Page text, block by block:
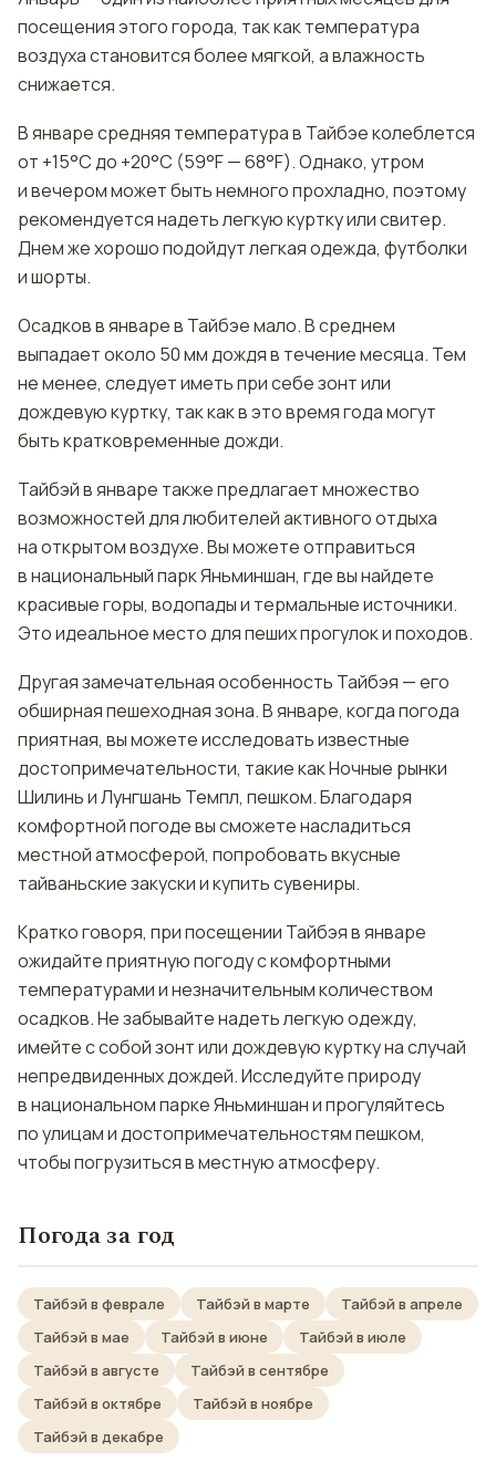
посещения этого города, так как температура
воздуха становится более мягкой, а влажность
снижается.
В январе средняя температура в Тайбэе колеблется
от +15°C до +20°C (59°F — 68°F). Однако, утром
и вечером может быть немного прохладно, поэтому
рекомендуется надеть легкую куртку или свитер.
Днем же хорошо подойдут легкая одежда, футболки
и шорты.
Осадков в январе в Тайбэе мало. В среднем
выпадает около 50 мм дождя в течение месяца. Тем
не менее, следует иметь при себе зонт или
дождевую куртку, так как в это время года могут
быть кратковременные дожди.
Тайбэй в январе также предлагает множество
возможностей для любителей активного отдыха
на открытом воздухе. Вы можете отправиться
в национальный парк Яньминшан, где вы найдете
красивые горы, водопады и термальные источники.
Это идеальное место для пеших прогулок и походов.
Другая замечательная особенность Тайбэя — его
обширная пешеходная зона. В январе, когда погода
приятная, вы можете исследовать известные
достопримечательности, такие как Ночные рынки
Шилинь и Лунгшань Темпл, пешком. Благодаря
комфортной погоде вы сможете насладиться
местной атмосферой, попробовать вкусные
тайваньские закуски и купить сувениры.
Кратко говоря, при посещении Тайбэя в январе
ожидайте приятную погоду с комфортными
температурами и незначительным количеством
осадков. Не забывайте надеть легкую одежду,
имейте с собой зонт или дождевую куртку на случай
непредвиденных дождей. Исследуйте природу
в национальном парке Яньминшан и прогуляйтесь
по улицам и достопримечательностям пешком,
чтобы погрузиться в местную атмосферу.
Погода за год
Тайбэй в феврале Тайбэй в марте
Тайбэй в апреле
Тайбэй в мае
Тайбэй в июне
Тайбэй в июле
Тайбэй в августе
Тайбэй в сентябре
Тайбэй в октябре
Тайбэй в ноябре
Тайбэй в декабре